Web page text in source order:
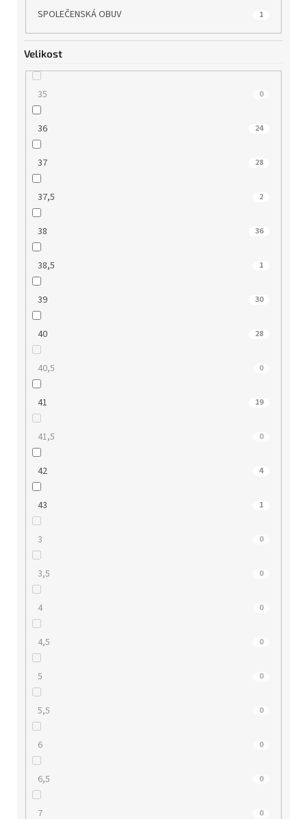
SPOLEČENSKÁ OBUV 1
Velikost
35 0
36 24
37 28
37,5 2
38 36
38,5 1
39 30
40 28
40,5 0
41 19
41,5 0
42 4
43 1
3 0
3,5 0
4 0
4,5 0
5 0
5,5 0
6 0
6,5 0
7 0